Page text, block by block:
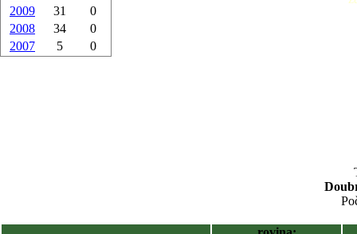
2009
31
0
2008
34
0
2007
5 0